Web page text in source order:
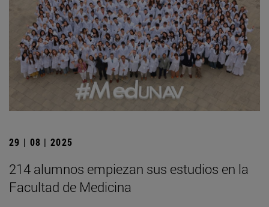
29 | 08 | 2025
214 alumnos empiezan sus estudios en la
Facultad de Medicina